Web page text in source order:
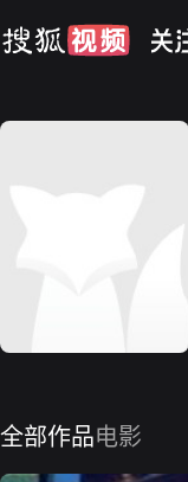
全部作品电影